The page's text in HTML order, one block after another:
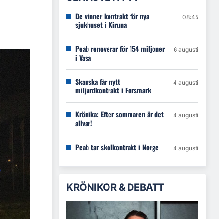
De vinner kontrakt för nya
sjukhuset i Kiruna
08:45
Peab renoverar för 154 miljoner
i Vasa
6 augusti
Skanska får nytt
miljardkontrakt i Forsmark
4 augusti
Krönika: Efter sommaren är det
allvar!
4 augusti
Peab tar skolkontrakt i Norge 4 augusti
KRÖNIKOR & DEBATT